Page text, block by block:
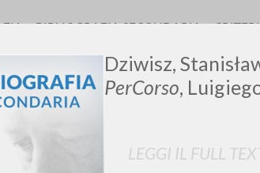
Dziwisz,
PerCorso,
LEGGI IL FULL
BIBLIOGRAFIA SECONDARIA